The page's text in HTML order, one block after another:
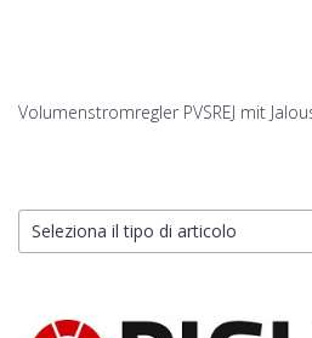
Volumenstromregler PVSREJ mit
Seleziona il tipo di articolo